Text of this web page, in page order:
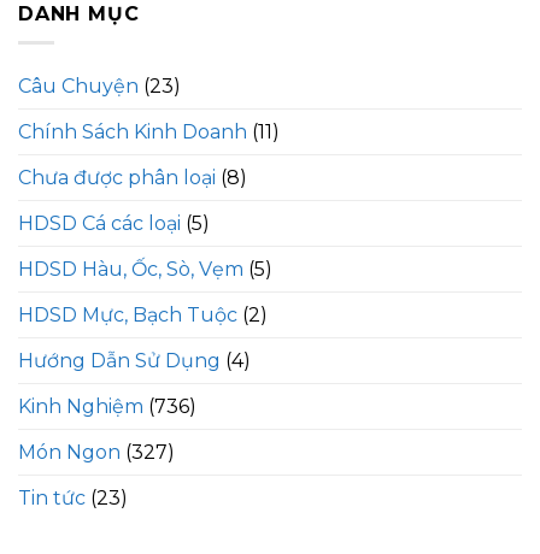
DANH MỤC
Câu Chuyện (23)
Chính Sách Kinh Doanh (11)
Chưa được phân loại (8)
HDSD Cá các loại (5)
HDSD Hàu, Ốc, Sò, Vẹm (5)
HDSD Mực, Bạch Tuộc (2)
Hướng Dẫn Sử Dụng (4)
Kinh Nghiệm (736)
Món Ngon (327)
Tin tức (23)